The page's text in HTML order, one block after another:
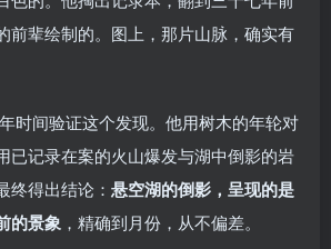
辈绘制的。图上，那片山脉，确实有
时间验证这个发现。他用树木的年轮对
已记录在案的火山爆发与湖中倒影的岩
终得出结论： 悬空湖的倒影，呈现的是
的景象 ，精确到月份，从不偏差。